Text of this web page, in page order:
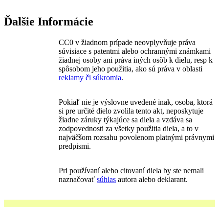
Ďalšie Informácie
CC0 v žiadnom prípade neovplyvňuje práva
súvisiace s patentmi alebo ochrannými známkami
žiadnej osoby ani práva iných osôb k dielu, resp k
spôsobom jeho použitia, ako sú práva v oblasti
reklamy či súkromia.
Pokiaľ nie je výslovne uvedené inak, osoba, ktorá
si pre určité dielo zvolila tento akt, neposkytuje
žiadne záruky týkajúce sa diela a vzdáva sa
zodpovednosti za všetky použitia diela, a to v
najväčšom rozsahu povolenom platnými právnymi
predpismi.
Pri používaní alebo citovaní diela by ste nemali
naznačovať súhlas autora alebo deklarant.